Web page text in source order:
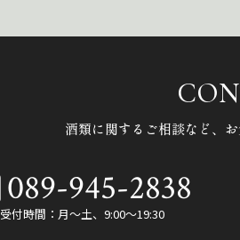
酒類に関するご相談など、
089-945-2838
受付時間：月～土、9:00～19:30